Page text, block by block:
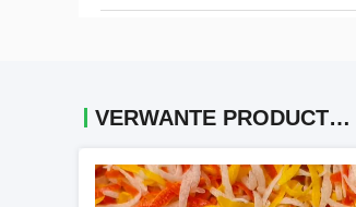
VERWANTE PRODUCTEN